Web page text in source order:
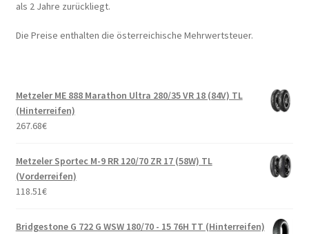
als 2 Jahre zurückliegt.
Die Preise enthalten die österreichische Mehrwertsteuer.
Metzeler ME 888 Marathon Ultra 280/35 VR 18 (84V) TL
(Hinterreifen)
267.68€
Metzeler Sportec M-9 RR 120/70 ZR 17 (58W) TL
(Vorderreifen)
118.51€
Bridgestone G 722 G WSW 180/70 - 15 76H TT (Hinterreifen)